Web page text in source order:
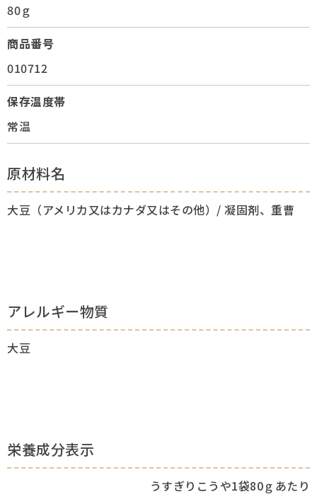
80ｇ
商品番号
010712
保存温度帯
常温
原材料名
大豆（アメリカ又はカナダ又はその他）/ 凝固剤、重曹
アレルギー物質
大豆
栄養成分表示
うすぎりこうや1袋80ｇあたり